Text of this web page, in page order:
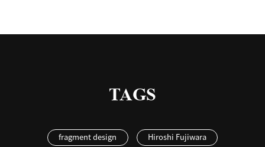
TAGS
fragment design Hiroshi Fujiwara